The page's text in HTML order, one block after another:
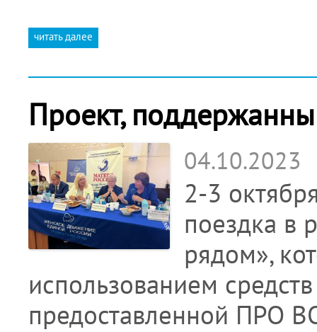
читать далее
Проект,
04.10.2023
2-3
поездка в
рядом»,
использованием
предоставленной ПРО